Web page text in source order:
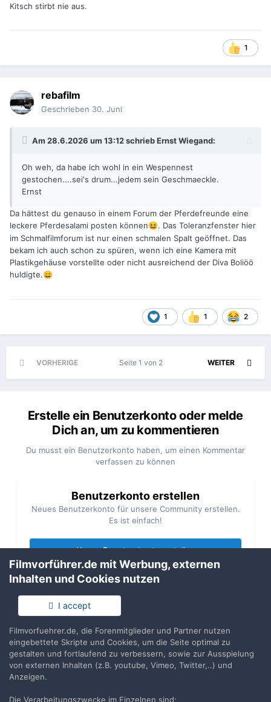
Kitsch stirbt nie aus.
1
rebafilm
Geschrieben 30. Juni
Am 28.6.2026 um 13:12 schriebErnst Wiegand:
Oh weh, da habe ich wohl in ein Wespennest
gestochen....sei's drum...jedem sein Geschmaeckle.
Ernst
Da hättest du genauso in einem Forum der Pferdefreunde eine
leckere Pferdesalami posten können😆. Das Toleranzfenster hier
im Schmalfilmforum ist nur einen schmalen Spalt geöffnet. Das
bekam ich auch schon zu spüren, wenn ich eine Kamera mit
Plastikgehäuse vorstellte oder nicht ausreichend der Diva Boliöö
huldigte.😄
1 1 2
VORHERIGE WEITER
Seite 1 von 2
Erstelle ein Benutzerkonto oder melde
Dich an, um zu kommentieren
Du musst ein Benutzerkonto haben, um einen Kommentar
verfassen zu können
Benutzerkonto erstellen
Neues Benutzerkonto für unsere Community erstellen.
Es ist einfach!
Neues Benutzerkonto erstellen
Anmelden
Du hast bereits ein Benutzerkonto? Melde Dich hier an.
Jetzt anmelden
Filmvorführer.de mit Werbung, externen
Inhalten und Cookies nutzen
I accept
Filmvorfuehrer.de, die Forenmitglieder und Partner nutzen
eingebettete Skripte und Cookies, um die Seite optimal zu
gestalten und fortlaufend zu verbessern, sowie zur Ausspielung
von externen Inhalten (z.B. youtube, Vimeo, Twitter,..) und
Anzeigen.
Die Verarbeitungszwecke im Einzelnen sind: